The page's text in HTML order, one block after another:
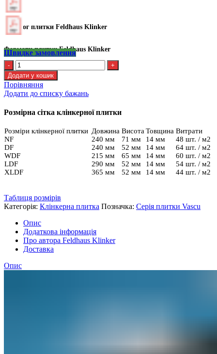
Каталог плитки Feldhaus Klinker
Формати плитки Feldhaus Klinker
Швидке замовлення
Kлінкерна
плитка
Feldhaus
R
743
LDF14
кількість
Додати у кошик
Порівняння
Додати до списку бажань
Розмірна сітка клінкерної плитки
Розміри клінкерної плитки Довжина ВисотаТовщина Витрати
NF
240 мм 71 мм 14 мм
48 шт. / м2
DF
240 мм 52 мм 14 мм
64 шт. / м2
WDF
215 мм 65 мм 14 мм
60 шт. / м2
LDF
290 мм 52 мм 14 мм
54 шт. / м2
XLDF
365 мм 52 мм 14 мм 44 шт. / м2
Таблиця розмірів
Категорія: Клінкерна плитка Позначка: Серія плитки Vascu
Опис
Додаткова інформація
Про автора Feldhaus Klinker
Доставка
Опис